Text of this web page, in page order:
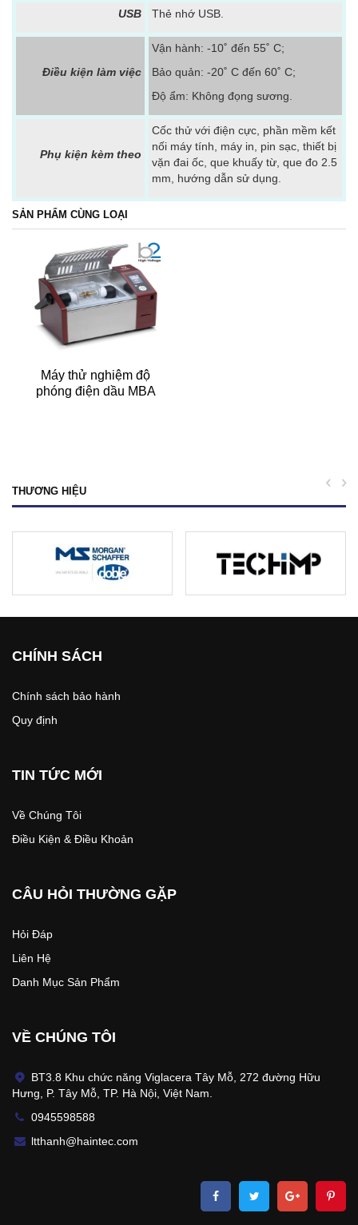
USB Thẻ nhớ USB.
Điều kiện làm việc
Vận hành: -10˚ đến 55˚ C;
Bảo quản: -20˚ C đến 60˚ C;
Độ ẩm: Không đọng sương.
Phụ kiện kèm theo
Cốc thử với điện cực, phần mềm kết
nối máy tính, máy in, pin sạc, thiết bị
vặn đai ốc, que khuấy từ, que đo 2.5
mm, hướng dẫn sử dụng.
SẢN PHẨM CÙNG LOẠI
Máy thử nghiệm độ
phóng điện dầu MBA
THƯƠNG HIỆU
prev
CHÍNH SÁCH
Chính sách bảo hành
Quy định
TIN TỨC MỚI
Về Chúng Tôi
Điều Kiện & Điều Khoản
CÂU HỎI THƯỜNG GẶP
Hỏi Đáp
Liên Hệ
Danh Mục Sản Phẩm
VỀ CHÚNG TÔI
BT3.8 Khu chức năng Viglacera Tây Mỗ, 272 đường Hữu
Hưng, P. Tây Mỗ, TP. Hà Nội, Việt Nam.
0945598588
ltthanh@haintec.com